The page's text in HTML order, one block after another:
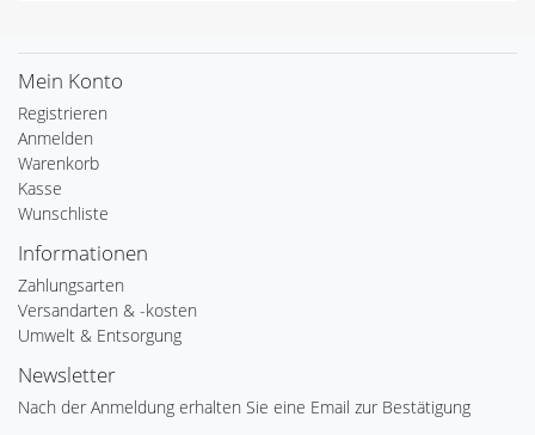
Mein Konto
Registrieren
Anmelden
Warenkorb
Kasse
Wunschliste
Informationen
Zahlungsarten
Versandarten & -kosten
Umwelt & Entsorgung
Newsletter
Nach der Anmeldung erhalten Sie eine Email zur Bestätigung